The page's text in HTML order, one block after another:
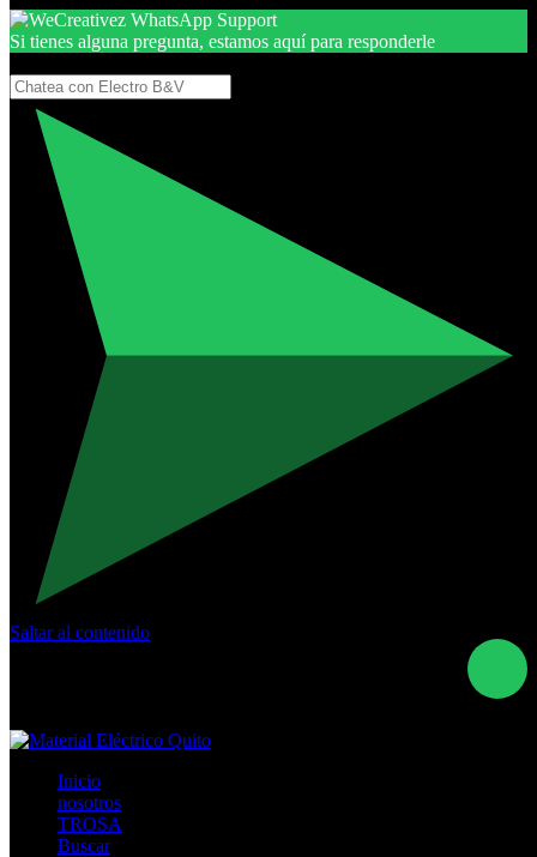
Si tienes alguna pregunta, estamos aquí para responderle
Saltar al contenido
Inicio
nosotros
TROSA
Buscar